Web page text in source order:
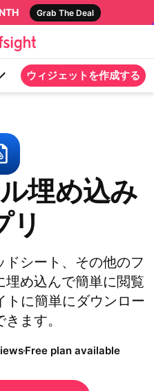
Grab The Deal
ウィジェットを作成する
埋め込み
リ
ドシート、その他のフ
埋め込んで簡単に閲覧
トに簡単にダウンロー
ます。
Free plan available